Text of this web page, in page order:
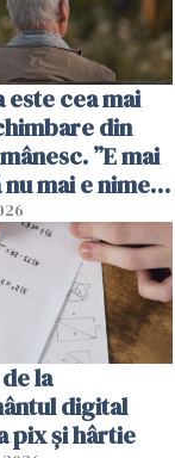
este cea mai
din
”E mai
mai e nimeni
jur”
la
digital
pix și hârtie